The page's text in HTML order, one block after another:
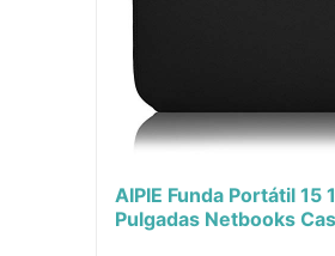
AIPIE Funda Portátil 15
Pulgadas Netbooks
35.5x25x2cm Anti-